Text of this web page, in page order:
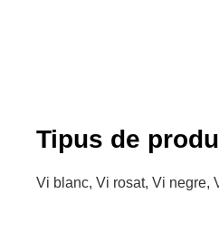
Tipus de
Vi blanc, Vi rosat, Vi negre,